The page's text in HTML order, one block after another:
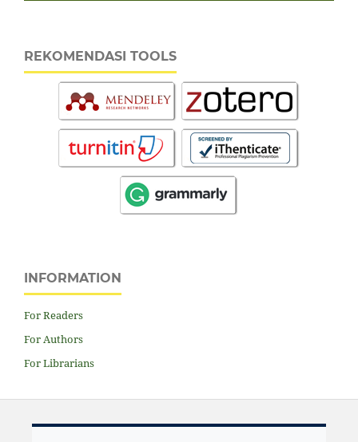
REKOMENDASI TOOLS
INFORMATION
For Readers
For Authors
For Librarians